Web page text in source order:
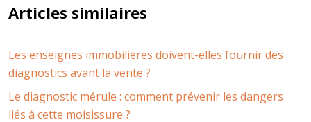
Articles similaires
Les enseignes immobilières doivent-elles fournir des
diagnostics avant la vente ?
Le diagnostic mérule : comment prévenir les dangers
liés à cette moisissure ?